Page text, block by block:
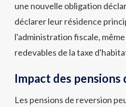
une nouvelle obligation
déclarer leur résidence
l'administration fiscale,
redevables de la taxe
Impact des pensions
Les pensions de reversion